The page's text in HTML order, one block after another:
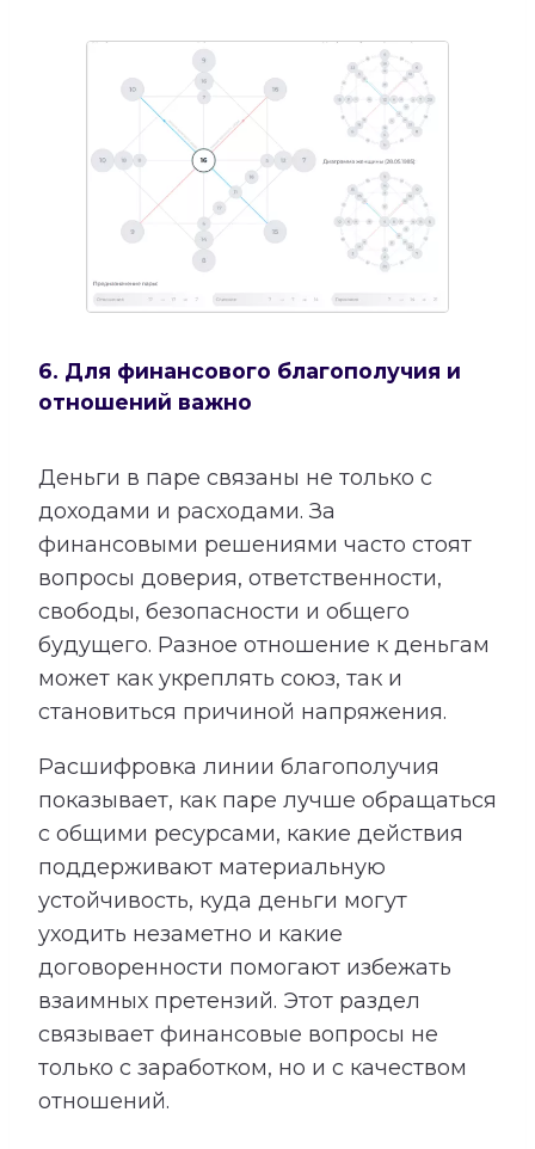
6. Для финансового благополучия и
отношений важно
Деньги в паре связаны не только с
доходами и расходами. За
финансовыми решениями часто стоят
вопросы доверия, ответственности,
свободы, безопасности и общего
будущего. Разное отношение к деньгам
может как укреплять союз, так и
становиться причиной напряжения.
Расшифровка линии благополучия
показывает, как паре лучше обращаться
с общими ресурсами, какие действия
поддерживают материальную
устойчивость, куда деньги могут
уходить незаметно и какие
договоренности помогают избежать
взаимных претензий. Этот раздел
связывает финансовые вопросы не
только с заработком, но и с качеством
отношений.